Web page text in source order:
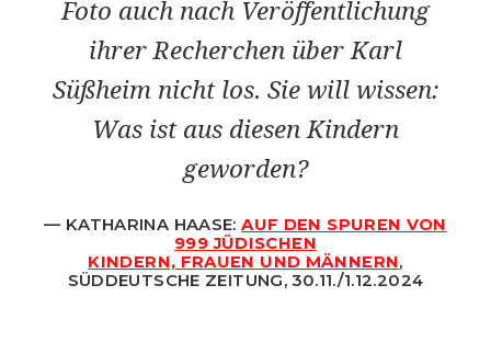
Foto auch nach Veröffentlichung
ihrer Recherchen über Karl
Süßheim nicht los. Sie will wissen:
Was ist aus diesen Kindern
geworden?
KATHARINA HAASE:AUF DEN SPUREN VON
999 JÜDISCHEN
KINDERN, FRAUEN UND MÄNNERN,
SÜDDEUTSCHE ZEITUNG, 30.11./1.12.2024